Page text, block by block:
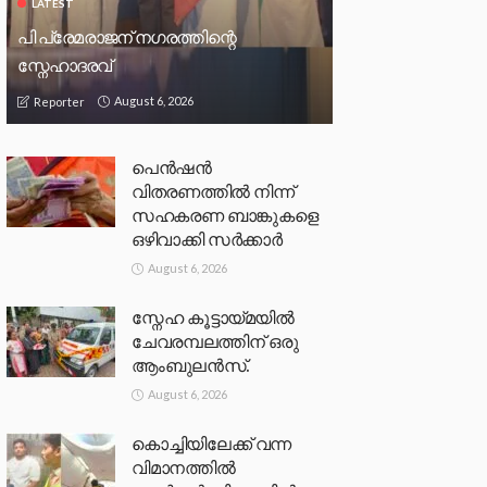
LATEST
പി പ്രേമരാജന് നഗരത്തിന്റെ
സ്നേഹാദരവ്
Reporter August 6, 2026
പെൻഷൻ
വിതരണത്തിൽ നിന്ന്
സഹകരണ ബാങ്കുകളെ
ഒഴിവാക്കി സർക്കാർ
August 6, 2026
സ്നേഹ കൂട്ടായ്മയിൽ
ചേവരമ്പലത്തിന് ഒരു
ആംബുലൻസ്.
August 6, 2026
കൊച്ചിയിലേക്ക് വന്ന
വിമാനത്തിൽ